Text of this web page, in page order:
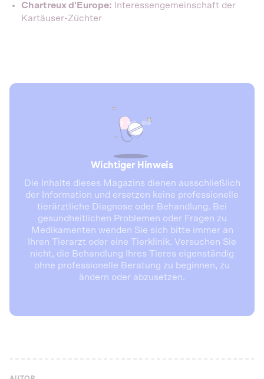
Chartreux d'Europe: Interessengemeinschaft der
Kartäuser-Züchter
Wichtiger Hinweis
Die Inhalte dieses Magazins dienen ausschließlich
der Information und ersetzen keine professionelle
tierärztliche Diagnose oder Behandlung. Bei
gesundheitlichen Problemen oder Fragen zu
Medikamenten wenden Sie sich bitte immer an
Ihren Tierarzt oder eine Tierklinik. Versuchen Sie
nicht, die Behandlung Ihres Tieres eigenständig
ohne professionelle Beratung zu beginnen, zu
ändern oder abzusetzen.